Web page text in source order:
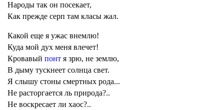
Народы так он посекает,
Как прежде серп там класы жал.
Какой еще я ужас внемлю!
Куда мой дух меня влечет!
Кровавый понт я зрю, не землю,
В дыму тускнеет солнца свет.
Я слышу стоны смертных рода...
Не расторгается ль природа?..
Не воскресает ли хаос?..